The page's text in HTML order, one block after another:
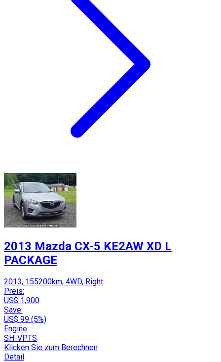
2013 Mazda CX-5 KE2AW XD L
PACKAGE
2013, 155200km, 4WD, Right
Preis:
US$ 1,900
Save:
US$ 99 (5%)
Engine:
SH-VPTS
Klicken Sie zum Berechnen
Detail